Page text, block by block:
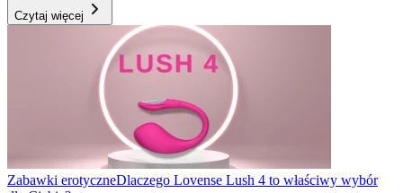
Czytaj więcej
Zabawki erotyczneDlaczego Lovense Lush 4 to właściwy wybór